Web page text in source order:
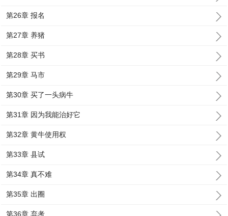
第26章 报名
第27章 养猪
第28章 买书
第29章 马市
第30章 买了一头病牛
第31章 因为我能治好它
第32章 黄牛使用权
第33章 县试
第34章 真不难
第35章 出圈
第36章 弃考